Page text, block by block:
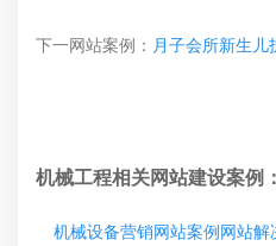
下一网站案例： 月子会所新生儿
机械工程相关网站建设案例：
机械设备营销网站案例网站解